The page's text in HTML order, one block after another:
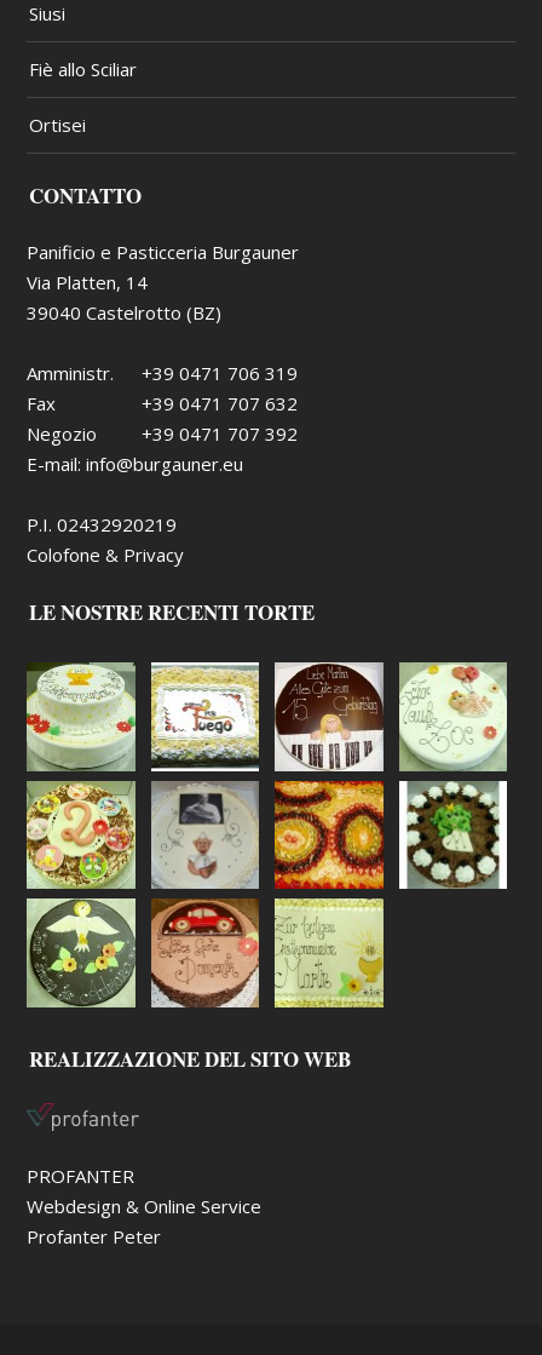
Siusi
Fiè allo Sciliar
Ortisei
CONTATTO
Panificio e Pasticceria Burgauner
Via Platten, 14
39040 Castelrotto (BZ)
Amministr.
+39 0471 706 319
Fax
+39 0471 707 632
Negozio
+39 0471 707 392
E-mail:info@burgauner.eu
P.I. 02432920219
Colofone & Privacy
LE NOSTRE RECENTI TORTE
REALIZZAZIONE DEL SITO WEB
PROFANTER
Webdesign & Online Service
Profanter Peter